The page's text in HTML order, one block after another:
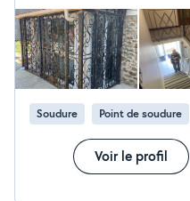
Soudure Point de soudure
Voir le profil